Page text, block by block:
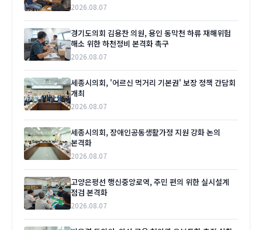
2026.08.07
경기도의회 김용찬 의원, 용인 동막천 하류 재해위험
해소 위한 하천정비 본격화 촉구
2026.08.07
세종시의회, '어르신 먹거리 기본권' 보장 정책 간담회
개최
2026.08.07
세종시의회, 장애인공동생활가정 지원 강화 논의
본격화
2026.08.07
고양은평선 행신중앙로역, 주민 편의 위한 실시설계
점검 본격화
2026.08.07